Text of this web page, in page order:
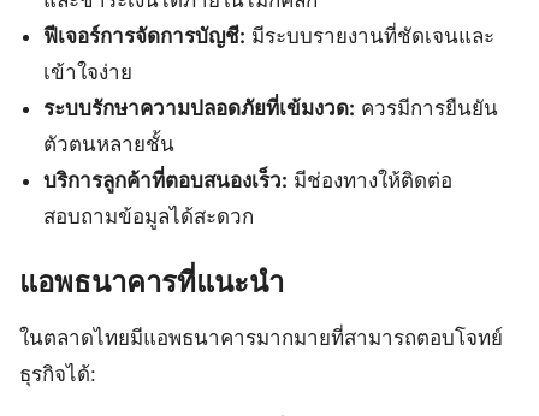
ฟีเจอร์การจัดการบัญชี: มีระบบรายงานที่ชัดเจนและ
เข้าใจง่าย
ระบบรักษาความปลอดภัยที่เข้มงวด: ควรมีการยืนยัน
ตัวตนหลายชั้น
บริการลูกค้าที่ตอบสนองเร็ว: มีช่องทางให้ติดต่อ
สอบถามข้อมูลได้สะดวก
แอพธนาคารที่แนะนำ
ในตลาดไทยมีแอพธนาคารมากมายที่สามารถตอบโจทย์
ธุรกิจได้: